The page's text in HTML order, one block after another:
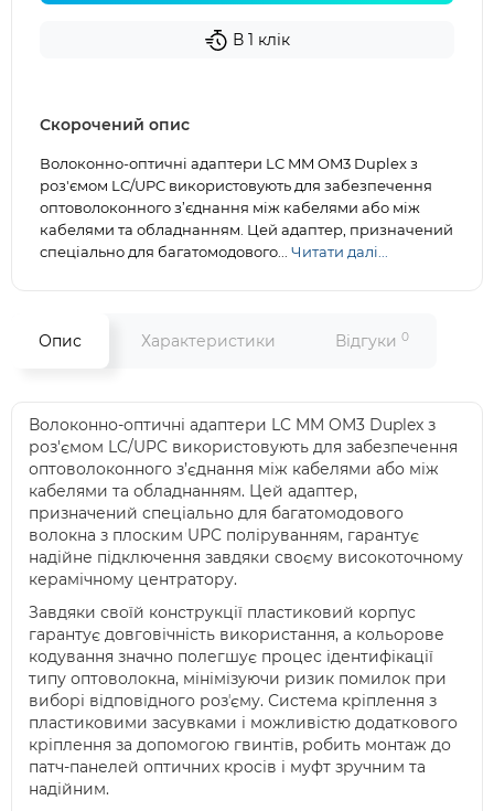
В 1 клік
Скорочений опис
Волоконно-оптичні адаптери LC MM OM3 Duplex з
роз'ємом LC/UPC використовують для забезпечення
оптоволоконного з’єднання між кабелями або між
кабелями та обладнанням. Цей адаптер, призначений
спеціально для багатомодового... Читати далі...
Опис Характеристики Відгуки 0
Волоконно-оптичні адаптери LC MM OM3 Duplex з
роз'ємом LC/UPC використовують для забезпечення
оптоволоконного з’єднання між кабелями або між
кабелями та обладнанням. Цей адаптер,
призначений спеціально для багатомодового
волокна з плоским UPC поліруванням, гарантує
надійне підключення завдяки своєму високоточному
керамічному центратору.
Завдяки своїй конструкції пластиковий корпус
гарантує довговічність використання, а кольорове
кодування значно полегшує процес ідентифікації
типу оптоволокна, мінімізуючи ризик помилок при
виборі відповідного розʼєму. Система кріплення з
пластиковими засувками і можливістю додаткового
кріплення за допомогою гвинтів, робить монтаж до
патч-панелей оптичних кросів і муфт зручним та
надійним.